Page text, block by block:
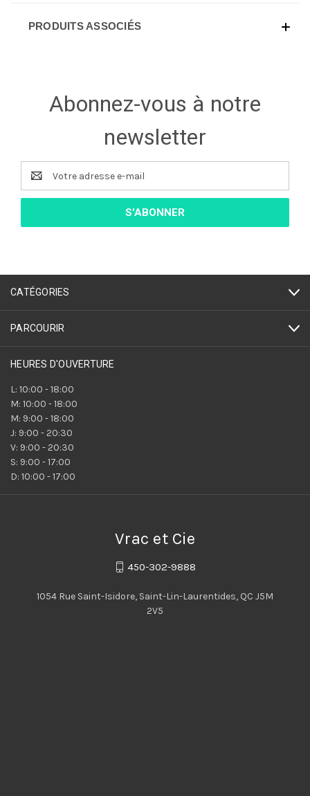
PRODUITS ASSOCIÉS
Abonnez-vous à notre
newsletter
Adresse
mail
CATÉGORIES
PARCOURIR
HEURES D'OUVERTURE
L: 10:00 - 18:00
M: 10:00 - 18:00
M: 9:00 - 18:00
J: 9:00 - 20:30
V: 9:00 - 20:30
S: 9:00 - 17:00
D: 10:00 - 17:00
Vrac et Cie
450-302-9888
1054 Rue Saint-Isidore, Saint-Lin-Laurentides, QC J5M
2V5